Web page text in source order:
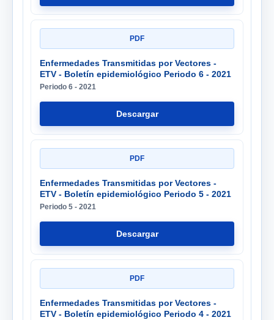
PDF
Enfermedades Transmitidas por Vectores -
ETV - Boletín epidemiológico Periodo 6 - 2021
Periodo 6 - 2021
Descargar
PDF
Enfermedades Transmitidas por Vectores -
ETV - Boletín epidemiológico Periodo 5 - 2021
Periodo 5 - 2021
Descargar
PDF
Enfermedades Transmitidas por Vectores -
ETV - Boletín epidemiológico Periodo 4 - 2021